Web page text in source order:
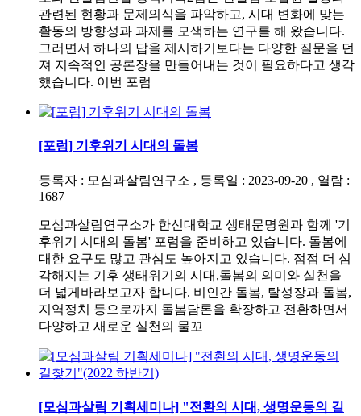
관련된 현황과 문제의식을 파악하고, 시대 변화에 맞는
활동의 방향성과 과제를 모색하는 연구를 해 왔습니다.
그러면서 하나의 답을 제시하기보다는 다양한 질문을 던
져 지속적인 공론장을 만들어내는 것이 필요하다고 생각
했습니다. 이번 포럼
[포럼] 기후위기 시대의 돌봄
등록자 : 모심과살림연구소 , 등록일 : 2023-09-20 , 열람 :
1687
모심과살림연구소가 한신대학교 생태문명원과 함께 '기
후위기 시대의 돌봄' 포럼을 준비하고 있습니다. 돌봄에
대한 요구도 많고 관심도 높아지고 있습니다. 점점 더 심
각해지는 기후 생태위기의 시대,돌봄의 의미와 실천을
더 넓게바라보고자 합니다. 비인간 돌봄, 탈성장과 돌봄,
지역정치 등으로까지 돌봄담론을 확장하고 전환하면서
다양하고 새로운 실천의 물꼬
[모심과살림 기획세미나] "전환의 시대, 생명운동의 길